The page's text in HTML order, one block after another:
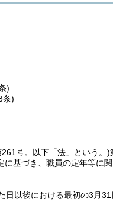
)
条)
号。以下「法」という。)
基づき、職員の定年等に
日以後における最初の3月31